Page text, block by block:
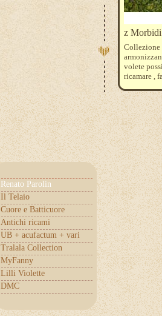
Renato Parolin
Il Telaio
Cuore e Batticuore
Antichi ricami
UB + acufactum + vari
Tralala Collection
MyFanny
Lilli Violette
DMC
z
volete
ricamare ,
936 520
3820
931 3752